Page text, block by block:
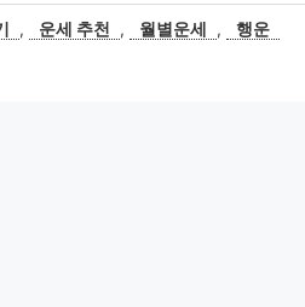
, 운세 추천 , 월별운세 , 행운